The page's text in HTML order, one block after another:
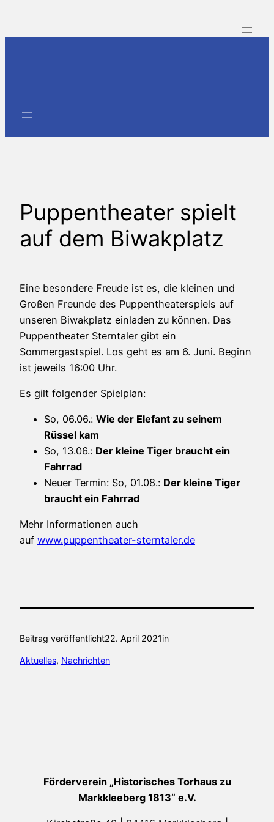
Puppentheater spielt
auf dem Biwakplatz
Eine besondere Freude ist es, die kleinen und
Großen Freunde des Puppentheaterspiels auf
unseren Biwakplatz einladen zu können. Das
Puppentheater Sterntaler gibt ein
Sommergastspiel. Los geht es am 6. Juni. Beginn
ist jeweils 16:00 Uhr.
Es gilt folgender Spielplan:
So, 06.06.: Wie der Elefant zu seinem
Rüssel kam
So, 13.06.: Der kleine Tiger braucht ein
Fahrrad
Neuer Termin: So, 01.08.: Der kleine Tiger
braucht ein Fahrrad
Mehr Informationen auch
auf www.puppentheater-sterntaler.de
Beitrag veröffentlicht22. April 2021in
Aktuelles, Nachrichten
Förderverein „Historisches Torhaus zu
Markkleeberg 1813“ e.V.